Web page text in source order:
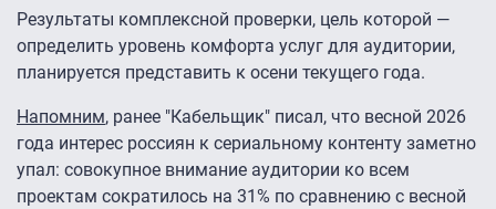
Результаты комплексной проверки, цель которой —
определить уровень комфорта услуг для аудитории,
планируется представить к осени текущего года.
Напомним, ранее "Кабельщик" писал, что весной 2026
года интерес россиян к сериальному контенту заметно
упал: совокупное внимание аудитории ко всем
проектам сократилось на 31% по сравнению с весной